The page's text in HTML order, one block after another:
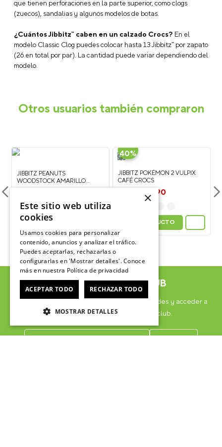
que tienen perforaciones en la parte superior, como clogs
(zuecos), sandalias y algunos modelos de botas.
¿Cuántos Jibbitz™ caben en un calzado Crocs? En el
modelo Classic Clog puedes colocar hasta 13 Jibbitz™ por zapato
(26 en total por par). La cantidad puede variar dependiendo del
modelo.
Otros usuarios también compraron
JIBBITZ PEANUTS
$5990
-
40%
JIBBITZ POKÉMON 2 VULPIX
CAFÉ CROCS
3590
VER PRODUCTO
ÚNETE AL CROCSCLUB
Suscríbete para formar parte, recibir novedades y acceder a
contenido exclusivo para el Crocsclub.
×
Este sitio web utiliza
cookies
Usamos cookies para personalizar
contenido, anuncios y analizar el tráfico.
Puedes aceptarlas, rechazarlas o
configurarlas en 'Mostrar detalles'. Conoce
más en nuestra Política de privacidad
ACEPTAR TODO RECHAZAR TODO
MOSTRAR DETALLES